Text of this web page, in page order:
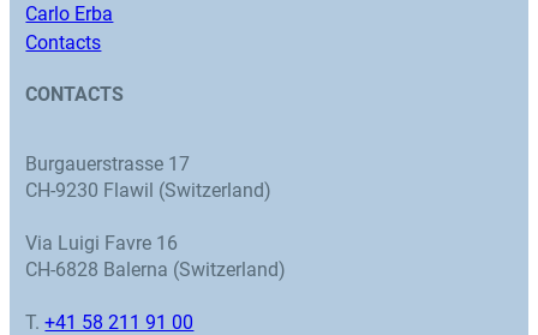
Carlo Erba
Contacts
CONTACTS
Burgauerstrasse 17
CH-9230 Flawil (Switzerland)
Via Luigi Favre 16
CH-6828 Balerna (Switzerland)
T.+41 58 211 91 00